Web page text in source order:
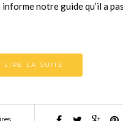
notre guide qu’il a
LIRE LA SUITE